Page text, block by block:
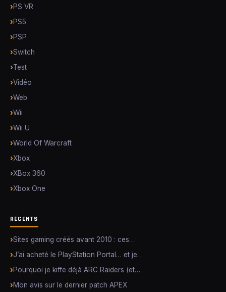
PS VR
PS5
PSP
Switch
Test
Vidéo
Web
Wii
Wii U
World Of Warcraft
Xbox
XBox 360
Xbox One
RÉCENTS
Sites gaming créés avant 2010 : ces…
J’ai acheté le PlayStation Portal… et je…
Pourquoi je kiffe déjà ARC Raiders (et…
Mon avis sur le dernier patch APEX